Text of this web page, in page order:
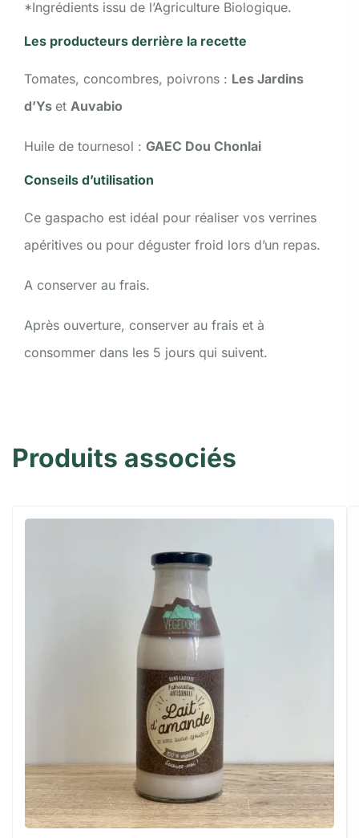
*Ingrédients issu de l’Agriculture Biologique.
Les producteurs derrière la recette
Tomates, concombres, poivrons : Les Jardins
d’Ys et Auvabio
Huile de tournesol : GAEC Dou Chonlai
Conseils d’utilisation
Ce gaspacho est idéal pour réaliser vos verrines
apéritives ou pour déguster froid lors d’un repas.
A conserver au frais.
Après ouverture, conserver au frais et à
consommer dans les 5 jours qui suivent.
Produits associés